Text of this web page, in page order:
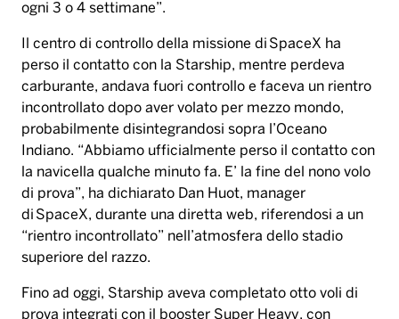
ogni 3 o 4 settimane”.
Il centro di controllo della missione di SpaceX ha
perso il contatto con la Starship, mentre perdeva
carburante, andava fuori controllo e faceva un rientro
incontrollato dopo aver volato per mezzo mondo,
probabilmente disintegrandosi sopra l’Oceano
Indiano. “Abbiamo ufficialmente perso il contatto con
la navicella qualche minuto fa. E’ la fine del nono volo
di prova”, ha dichiarato Dan Huot, manager
di SpaceX, durante una diretta web, riferendosi a un
“rientro incontrollato” nell’atmosfera dello stadio
superiore del razzo.
Fino ad oggi, Starship aveva completato otto voli di
prova integrati con il booster Super Heavy, con